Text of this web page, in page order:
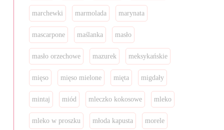
marchewki marmolada marynata
mascarpone maślanka masło
masło orzechowe mazurek meksykańskie
mięso mięso mielone mięta migdały
mintaj miód mleczko kokosowe mleko
mleko w proszku młoda kapusta morele